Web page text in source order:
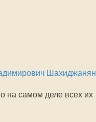
Шахиджанян
на самом деле всех их